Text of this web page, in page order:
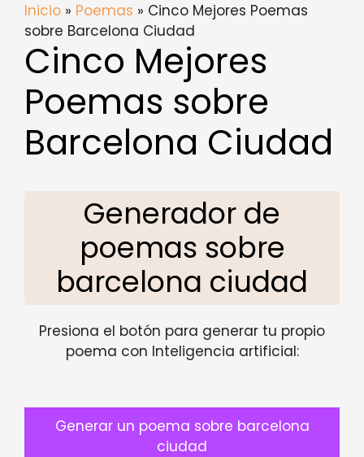
Inicio » Poemas » Cinco Mejores Poemas
sobre Barcelona Ciudad
Cinco Mejores
Poemas sobre
Barcelona Ciudad
Generador de
poemas sobre
barcelona ciudad
Presiona el botón para generar tu propio
poema con Inteligencia artificial:
Generar un poema sobre barcelona
ciudad